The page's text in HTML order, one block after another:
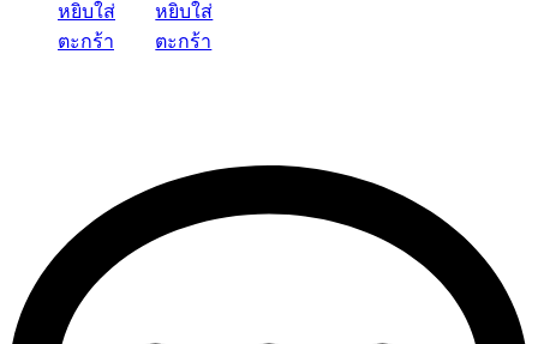
หยิบใส่
ตะกร้า
หยิบใส่
ตะกร้า